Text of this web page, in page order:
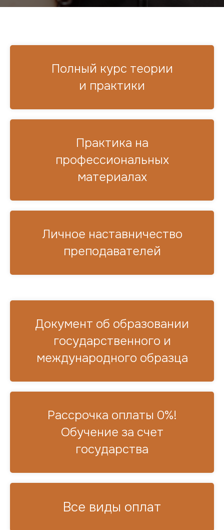
Полный курс теории
и практики
Практика на
профессиональных
материалах
Личное наставничество
преподавателей
Документ об образовании
государственного и
международного образца
Рассрочка оплаты 0%!
Обучение за счет
государства
Все виды оплат